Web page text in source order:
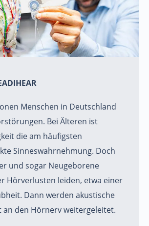
Menschen in Deutschland
Bei Älteren ist
die am häufigsten
Sinneswahrnehmung. Doch
und sogar Neugeborene
Hörverlusten leiden, etwa einer
Dann werden akustische
an den Hörnerv weitergeleitet.